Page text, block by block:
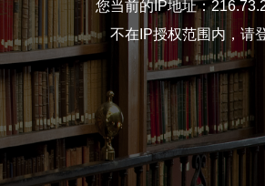
您当前的IP地址：
不在IP授权范围内，请